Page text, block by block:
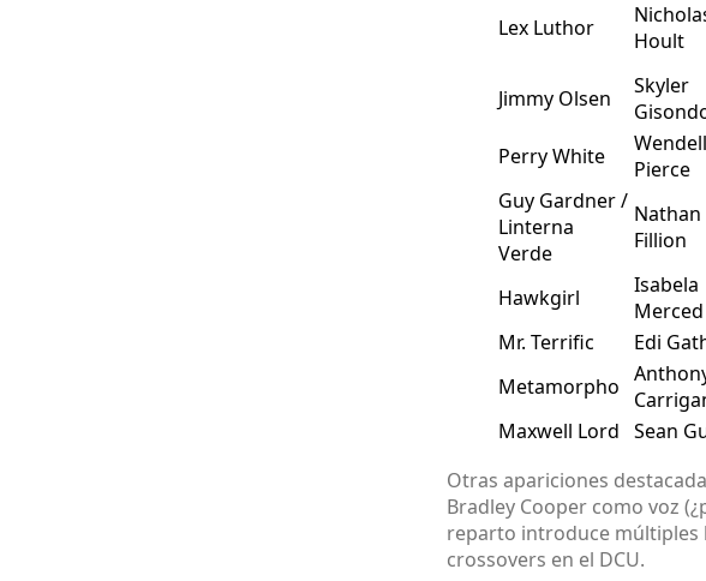
Lex Luthor
Hoult
Jimmy Olsen
Skyler
Perry White
Wendell
Pierce
Guy Gardner /
Linterna
Verde
Nathan
Fillion
Hawkgirl
Isabela
Merced
Mr. Terrific
Edi
Metamorpho
Maxwell Lord Sean
Otras apariciones
Bradley Cooper como voz
reparto introduce
crossovers en el DCU.